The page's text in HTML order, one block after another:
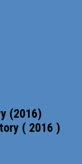
(2016)
( 2016 )